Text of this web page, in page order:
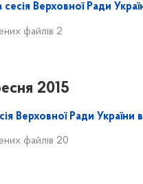
сесія Верховної Ради
файлів 2
2015
Верховної Ради
файлів 20